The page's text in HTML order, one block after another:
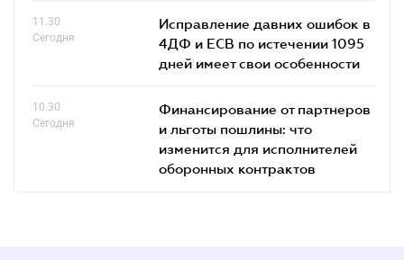
11.30
Сегодня
Исправление давних ошибок в
4ДФ и ЕСВ по истечении 1095
дней имеет свои особенности
10.30
Сегодня
Финансирование от партнеров
и льготы пошлины: что
изменится для исполнителей
оборонных контрактов